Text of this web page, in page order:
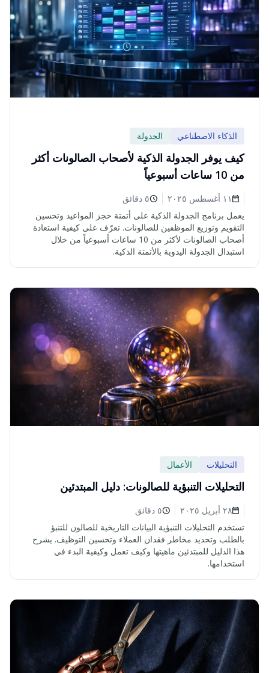
الذكاء الاصطناعي الجدولة
كيف يوفر الجدولة الذكية لأصحاب الصالونات أكثر
من 10 ساعات أسبوعياً
١١ أغسطس ٢٠٢٥
٥ دقائق
يعمل برنامج الجدولة الذكية على أتمتة حجز المواعيد وتحسين
التقويم وتوزيع الموظفين للصالونات. تعرّف على كيفية استعادة
أصحاب الصالونات لأكثر من 10 ساعات أسبوعياً من خلال
استبدال الجدولة اليدوية بالأتمتة الذكية.
التحليلات الأعمال
التحليلات التنبؤية للصالونات: دليل المبتدئين
٢٨ أبريل ٢٠٢٥
٥ دقائق
تستخدم التحليلات التنبؤية البيانات التاريخية للصالون للتنبؤ
بالطلب وتحديد مخاطر فقدان العملاء وتحسين التوظيف. يشرح
هذا الدليل للمبتدئين ماهيتها وكيف تعمل وكيفية البدء في
استخدامها.